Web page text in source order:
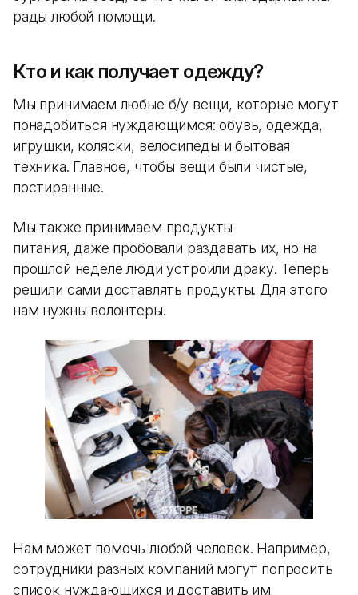
рады любой помощи.
Кто и как получает одежду?
Мы принимаем любые б/у вещи, которые могут
понадобиться нуждающимся: обувь, одежда,
игрушки, коляски, велосипеды и бытовая
техника. Главное, чтобы вещи были чистые,
постиранные.
Мы также принимаем продукты
питания, даже пробовали раздавать их, но на
прошлой неделе люди устроили драку. Теперь
решили сами доставлять продукты. Для этого
нам нужны волонтеры.
Нам может помочь любой человек. Например,
сотрудники разных компаний могут попросить
список нуждающихся и доставить им